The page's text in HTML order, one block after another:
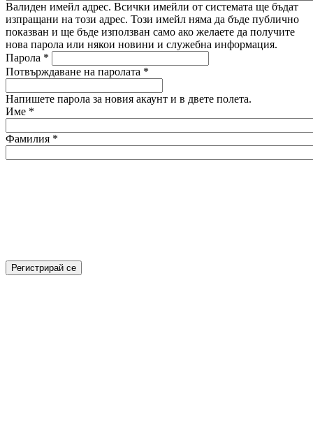
Валиден имейл адрес. Всички имейли от системата ще бъдат
изпращани на този адрес. Този имейл няма да бъде публично
показван и ще бъде използван само ако желаете да получите
нова парола или някои новини и служебна информация.
Парола *
Потвърждаване на паролата *
Напишете парола за новия акаунт и в двете полета.
Име *
Фамилия *